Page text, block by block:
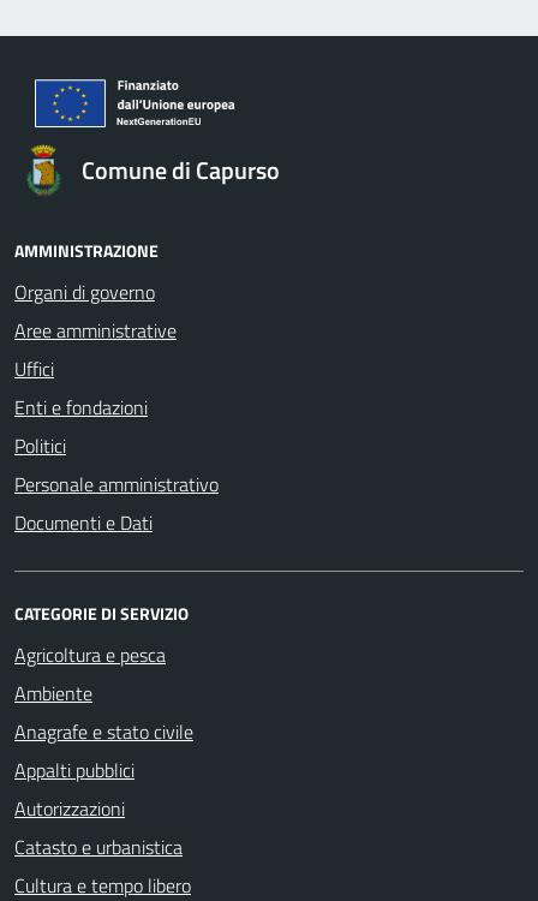
Comune di Capurso
AMMINISTRAZIONE
Organi di governo
Aree amministrative
Uffici
Enti e fondazioni
Politici
Personale amministrativo
Documenti e Dati
CATEGORIE DI SERVIZIO
Agricoltura e pesca
Ambiente
Anagrafe e stato civile
Appalti pubblici
Autorizzazioni
Catasto e urbanistica
Cultura e tempo libero